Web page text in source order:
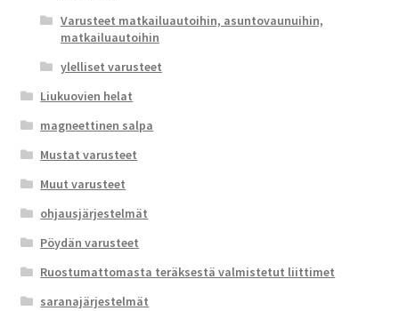
Varusteet matkailuautoihin, asuntovaunuihin,
matkailuautoihin
ylelliset varusteet
Liukuovien helat
magneettinen salpa
Mustat varusteet
Muut varusteet
ohjausjärjestelmät
Pöydän varusteet
Ruostumattomasta teräksestä valmistetut liittimet
saranajärjestelmät